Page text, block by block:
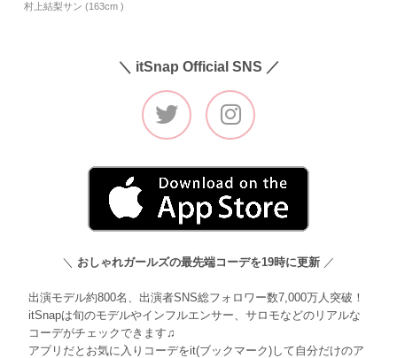
村上結梨サン (163cm )
＼ itSnap Official SNS ／
＼ おしゃれガールズの最先端コーデを19時に更新 ／
出演モデル約800名、出演者SNS総フォロワー数7,000万人突破！
itSnapは旬のモデルやインフルエンサー、サロモなどのリアルな
コーデがチェックできます♫
アプリだとお気に入りコーデをit(ブックマーク)して自分だけのア